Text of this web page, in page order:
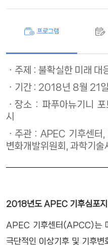
프로그램
주제 : 불확실한 미래 대
기간 : 2018년 8월 21
장소 : 파푸아뉴기니
시
주관 : APEC 기후센터
변화개발위원회, 과학기술
2018년도 APEC 기후심포
APEC 기후센터(APCC)는
극단적인 이상기후 및 기후